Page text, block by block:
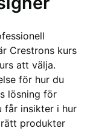
Crestrons kurs
att välja.
för hur du
lösning för
får insikter i hur
produkter